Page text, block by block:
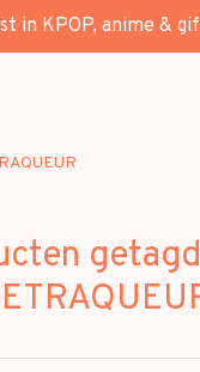
in KPOP, anime &